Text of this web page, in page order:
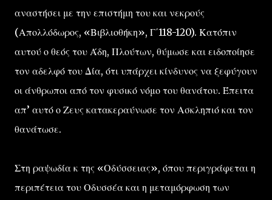
αναστήσει με την επιστήμη του και νεκρούς
(Απολλόδωρος, «Βιβλιοθήκη», Γ΄118-120). Κατόπιν
αυτού ο θεός του Άδη, Πλούτων, θύμωσε και ειδοποίησε
τον αδελφό του Δία, ότι υπάρχει κίνδυνος να ξεφύγουν
οι άνθρωποι από τον φυσικό νόμο του θανάτου. Έπειτα
απ’ αυτό ο Ζευς κατακεραύνωσε τον Ασκληπιό και τον
θανάτωσε.
Στη ραψωδία κ της «Οδύσσειας», όπου περιγράφεται η
περιπέτεια του Οδυσσέα και η μεταμόρφωση των